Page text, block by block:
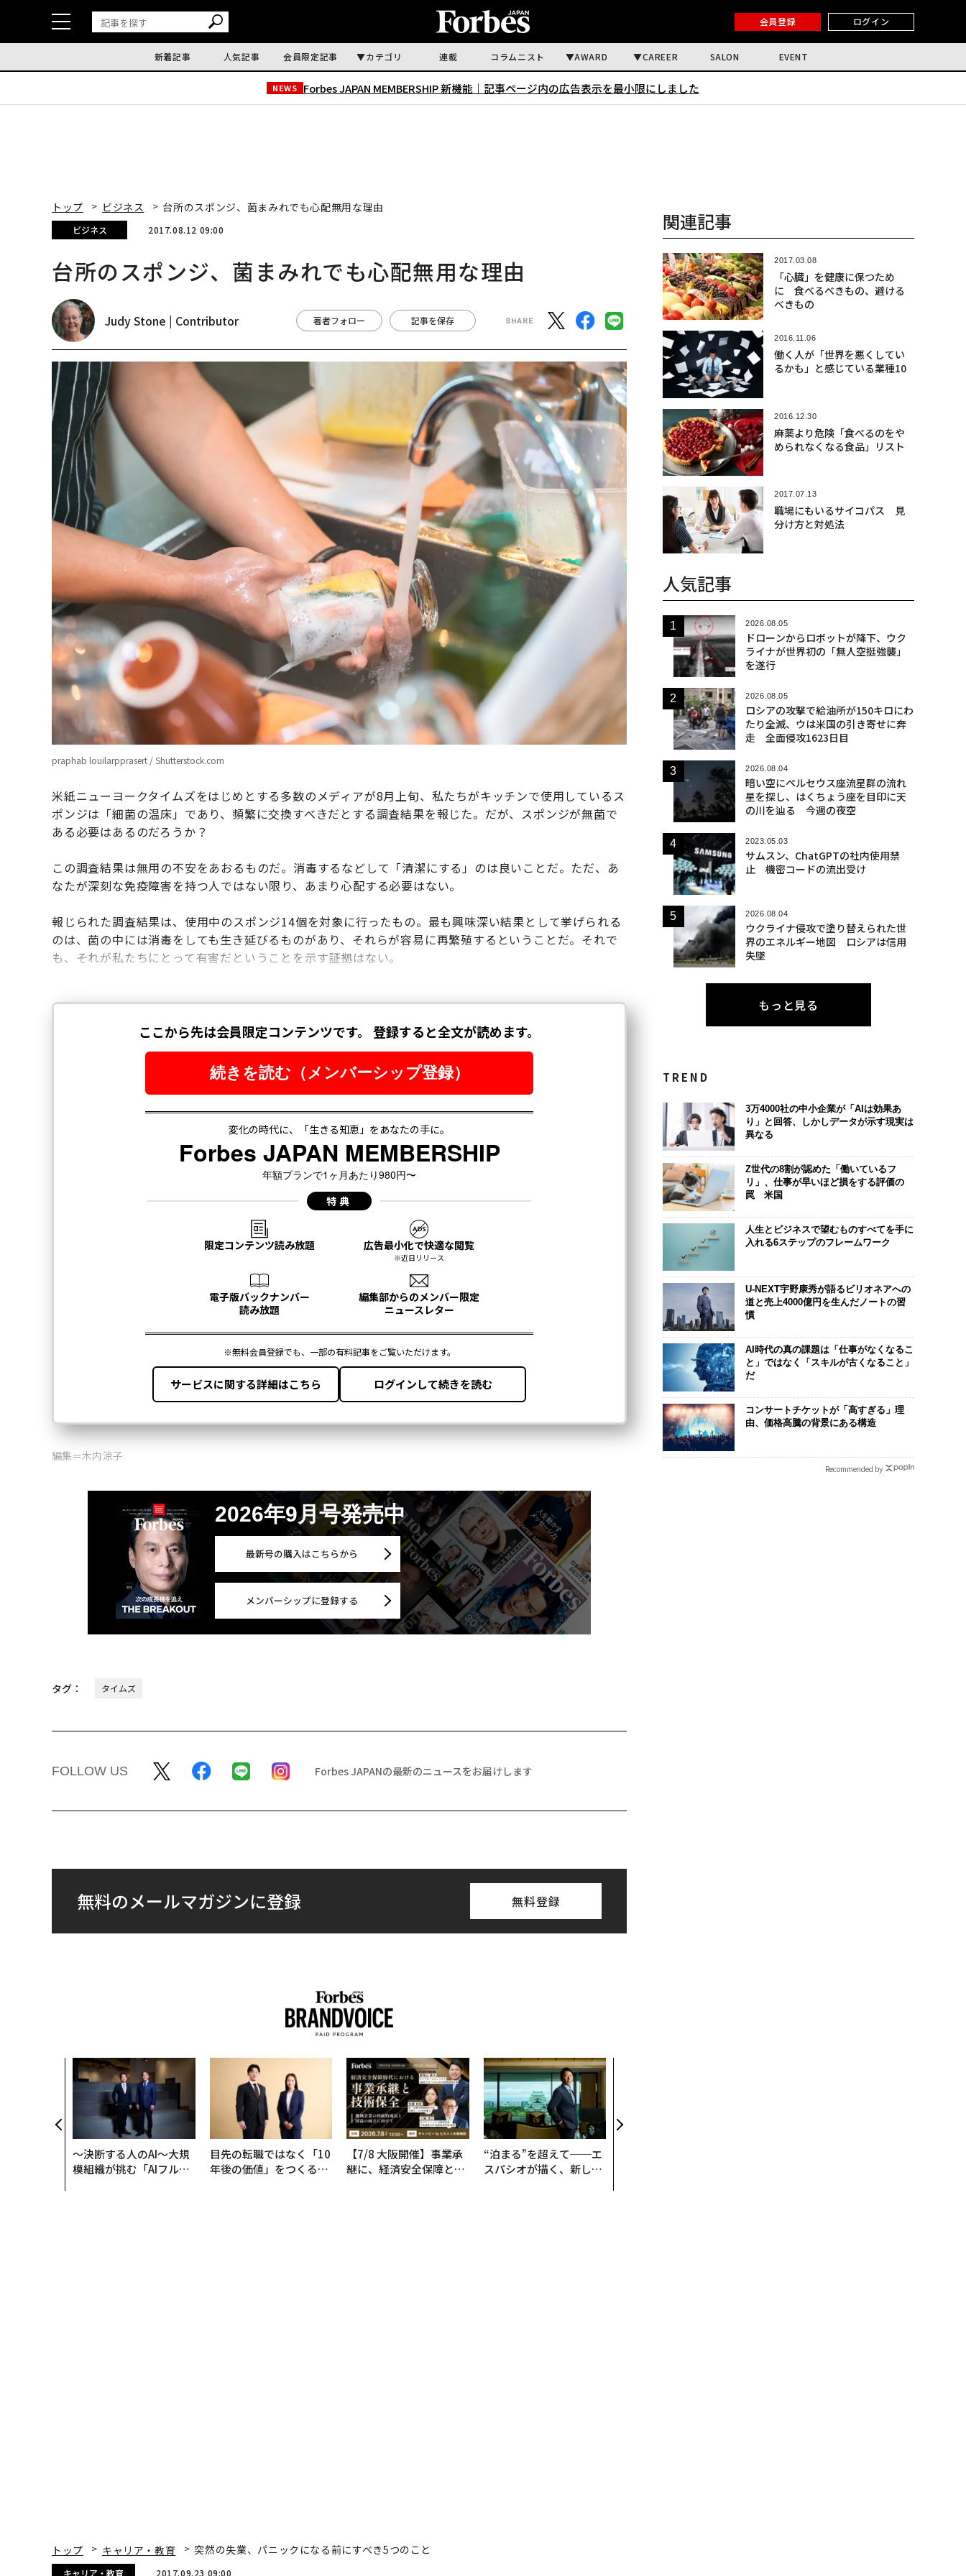
会員登録 ログイン
新着記事 人気記事 会員限定記事 カテゴリ 連載 コラムニスト AWARD CAREER SALON EVENT
NEWS Forbes JAPAN MEMBERSHIP 新機能｜ 記事ページ内の広告表示を最小限にしました
トップ ビジネス 台所のスポンジ、菌まみれでも心配無用な理由
ビジネス 2017.08.12 09:00
台所のスポンジ、菌まみれでも心配無用な理由
Judy Stone | Contributor 著者フォロー 記事を保存
praphab louilarpprasert / Shutterstock.com
米紙ニューヨークタイムズをはじめとする多数のメディアが8月上旬、私たちがキッチンで使用しているス
ポンジは「細菌の温床」であり、頻繁に交換すべきだとする調査結果を報じた。だが、スポンジが無菌で
ある必要はあるのだろうか？
この調査結果は無用の不安をあおるものだ。消毒するなどして「清潔にする」のは良いことだ。ただ、あ
なたが深刻な免疫障害を持つ人ではない限り、あまり心配する必要はない。
報じられた調査結果は、使用中のスポンジ14個を対象に行ったもの。最も興味深い結果として挙げられる
のは、菌の中には消毒をしても生き延びるものがあり、それらが容易に再繁殖するということだ。それで
も、それが私たちにとって有害だということを示す証拠はない。
編集＝木内涼子
2026年9月号発売中
最新号の購入はこちらから
メンバーシップに登録する
タグ： タイムズ
FOLLOW US Forbes JAPANの最新のニュースをお届けします
無料のメールマガジンに登録 無料登録
〜決断する人のAI〜大規
模組織が挑む「AIフル実
目先の転職ではなく「10
年後の価値」をつくる─
【7/8 大阪開催】事業承
継に、経済安全保障とい
“泊まる”を超えて──エ
スパシオが描く、新しい
関連記事
2017.03.08
「心臓」を健康に保つため
に 食べるべきもの、避ける
べきもの
2016.11.06
働く人が「世界を悪くしてい
るかも」と感じている業種10
2016.12.30
麻薬より危険「食べるのをや
められなくなる食品」リスト
2017.07.13
職場にもいるサイコパス 見
分け方と対処法
人気記事
2026.08.05
ドローンからロボットが降下、ウク
ライナが世界初の「無人空挺強襲」
を遂行
2026.08.05
ロシアの攻撃で給油所が150キロにわ
たり全滅、ウは米国の引き寄せに奔
走 全面侵攻1623日目
2026.08.04
暗い空にペルセウス座流星群の流れ
星を探し、はくちょう座を目印に天
の川を辿る 今週の夜空
2023.05.03
サムスン、ChatGPTの社内使用禁
止 機密コードの流出受け
2026.08.04
ウクライナ侵攻で塗り替えられた世
界のエネルギー地図 ロシアは信用
失墜
もっと見る
TREND
3万4000社の中小企業が「AIは効果あ
り」と回答、しかしデータが示す現実は
異なる
Z世代の8割が認めた「働いているフ
リ」、仕事が早いほど損をする評価の
罠 米国
人生とビジネスで望むものすべてを手に
入れる6ステップのフレームワーク
U-NEXT宇野康秀が語るビリオネアへの
道と売上4000億円を生んだノートの習
慣
AI時代の真の課題は「仕事がなくなるこ
と」ではなく「スキルが古くなること」
だ
コンサートチケットが「高すぎる」理
由、価格高騰の背景にある構造
Recommended by